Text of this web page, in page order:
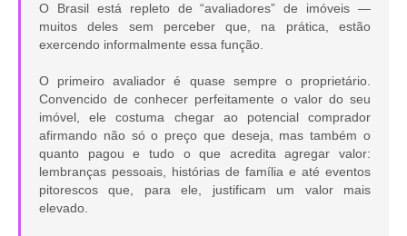
O Brasil está repleto de “avaliadores” de imóveis —
muitos deles sem perceber que, na prática, estão
exercendo informalmente essa função.
O primeiro avaliador é quase sempre o proprietário.
Convencido de conhecer perfeitamente o valor do seu
imóvel, ele costuma chegar ao potencial comprador
afirmando não só o preço que deseja, mas também o
quanto pagou e tudo o que acredita agregar valor:
lembranças pessoais, histórias de família e até eventos
pitorescos que, para ele, justificam um valor mais
elevado.